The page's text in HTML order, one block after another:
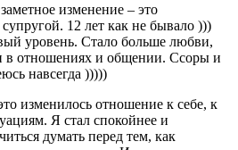
изменение – это
12 лет как не бывало )))
уровень. Стало больше любви,
в отношениях и общении. Ссоры и
навсегда )))))
изменилось отношение к себе, к
Я стал спокойнее и
думать перед тем, как